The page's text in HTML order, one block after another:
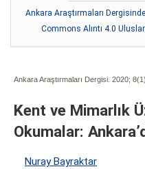
Ankara Araştırmaları
Commons Alıntı 4.0
Ankara Araştırmaları Dergisi. 2020;
Kent ve Mimarlık
Okumalar:
Nuray Bayraktar